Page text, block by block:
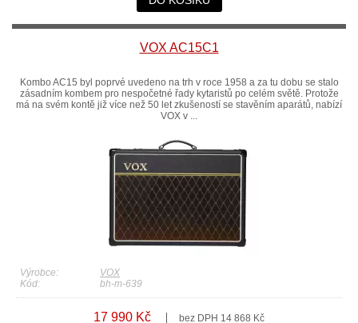
VOX AC15C1
Kombo AC15 byl poprvé uvedeno na trh v roce 1958 a za tu dobu se stalo
zásadním kombem pro nespočetné řady kytaristů po celém světě. Protože
má na svém kontě již více než 50 let zkušeností se stavěním aparátů, nabízí
VOX v ...
Výrobce:
VOX
Kód:
bh-m-639
17 990 Kč bez DPH 14 868 Kč